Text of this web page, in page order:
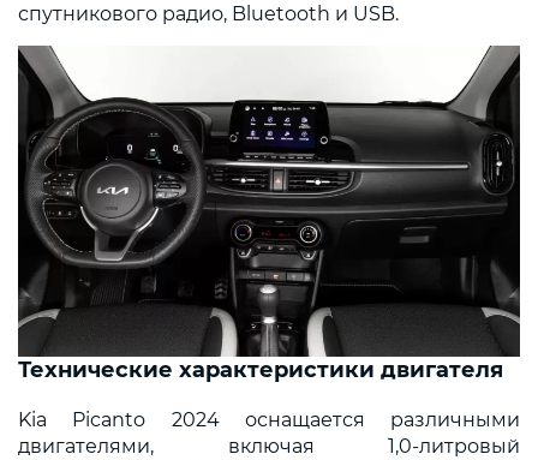
спутникового радио, Bluetooth и USB.
Технические характеристики двигателя
Kia Picanto 2024 оснащается различными
двигателями, включая 1,0-литровый